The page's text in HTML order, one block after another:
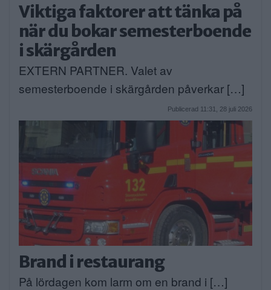
Viktiga faktorer att tänka på
när du bokar semesterboende
i skärgården
EXTERN PARTNER. Valet av
semesterboende i skärgården påverkar […]
Publicerad 11:31, 28 juli 2026
Brand i restaurang
På lördagen kom larm om en brand i […]